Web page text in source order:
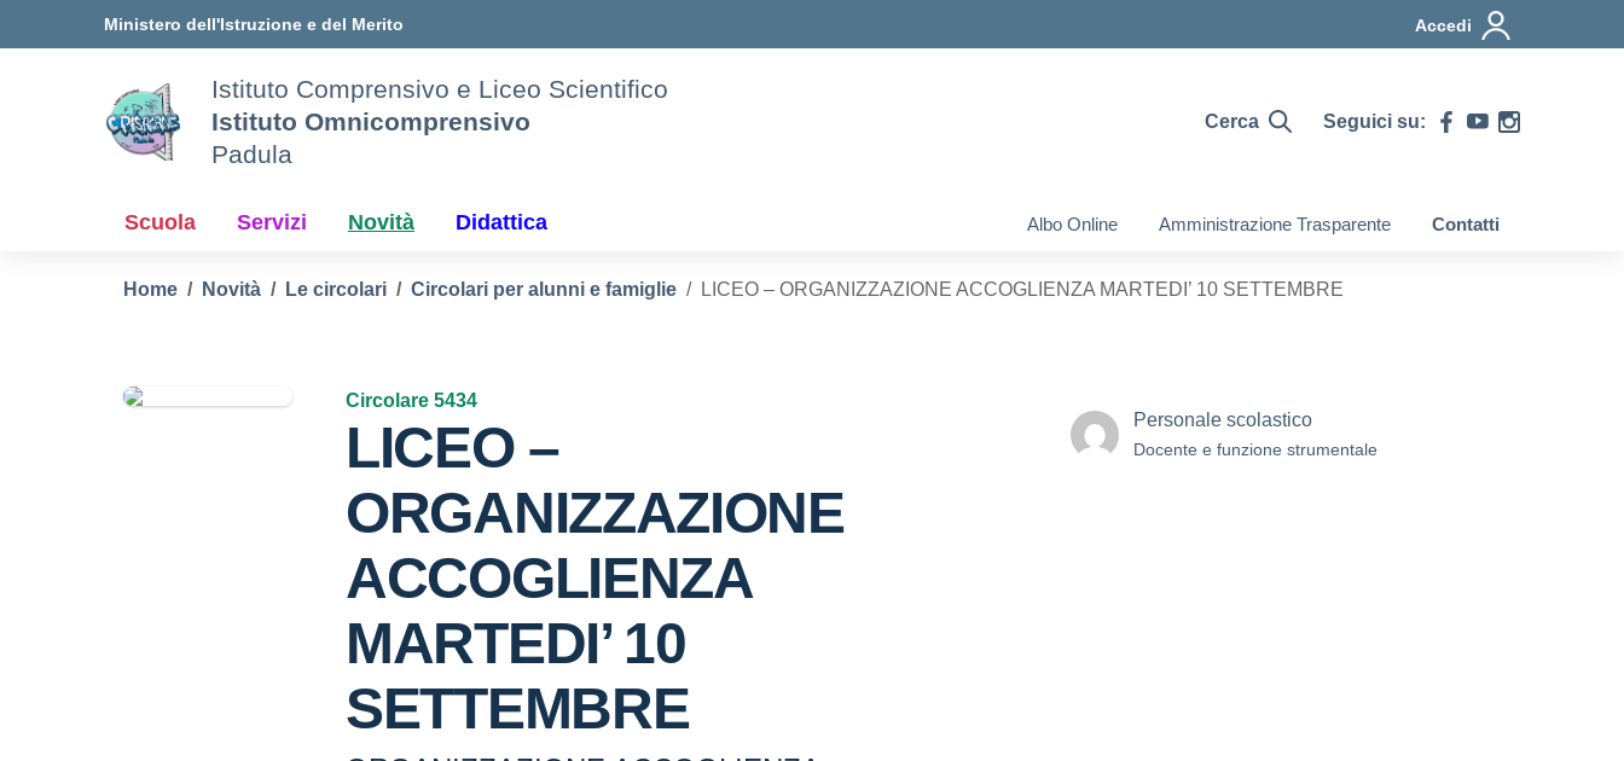
Ministero dell'Istruzione e del Merito Accedi
Istituto Comprensivo e Liceo Scientifico
Istituto Omnicomprensivo
Padula
Cerca Seguici su:
Scuola Servizi Novità Didattica Albo Online Amministrazione Trasparente Contatti
Home Novità Le circolari Circolari per alunni e famiglie LICEO – ORGANIZZAZIONE ACCOGLIENZA MARTEDI’ 10 SETTEMBRE
Circolare 5434
LICEO –
ORGANIZZAZIONE
ACCOGLIENZA
MARTEDI’ 10
SETTEMBRE
Personale scolastico
Docente e funzione strumentale